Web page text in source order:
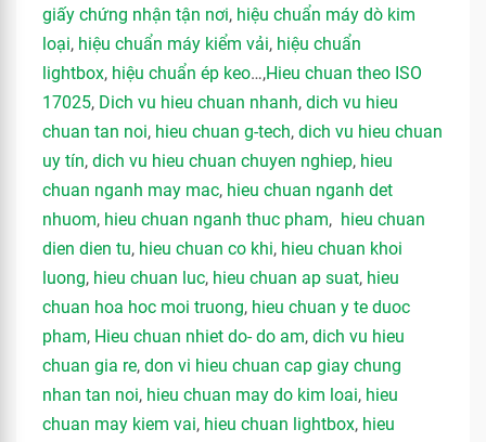
giấy chứng nhận tận nơi, hiệu chuẩn máy dò kim
loại, hiệu chuẩn máy kiểm vải, hiệu chuẩn
lightbox, hiệu chuẩn ép keo…,Hieu chuan theo ISO
17025, Dich vu hieu chuan nhanh, dich vu hieu
chuan tan noi, hieu chuan g-tech, dich vu hieu chuan
uy tín, dich vu hieu chuan chuyen nghiep, hieu
chuan nganh may mac, hieu chuan nganh det
nhuom, hieu chuan nganh thuc pham, hieu chuan
dien dien tu, hieu chuan co khi, hieu chuan khoi
luong, hieu chuan luc, hieu chuan ap suat, hieu
chuan hoa hoc moi truong, hieu chuan y te duoc
pham, Hieu chuan nhiet do- do am, dich vu hieu
chuan gia re, don vi hieu chuan cap giay chung
nhan tan noi, hieu chuan may do kim loai, hieu
chuan may kiem vai, hieu chuan lightbox, hieu